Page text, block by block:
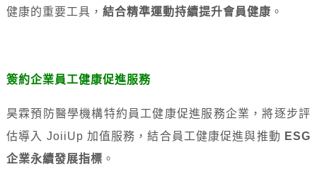
健康的重要工具， 結合精準運動持續提升會員健康 。
簽約企業員工健康促進服務
昊霖預防醫學機構特約員工健康促進服務企業，將逐步評
估導入 JoiiUp 加值服務，結合員工健康促進與推動 ESG
企業永續發展指標 。